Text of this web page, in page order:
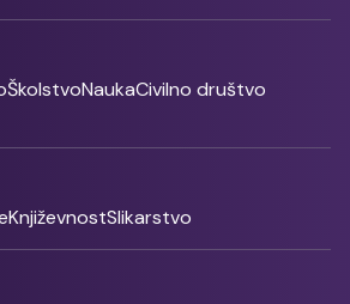
ŠkolstvoNaukaCivilno društvo
KnjiževnostSlikarstvo